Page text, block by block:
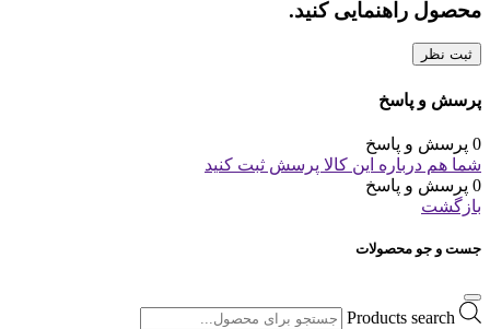
محصول راهنمایی کنید.
ثبت نظر
پرسش و پاسخ
0 پرسش و پاسخ
شما هم درباره این کالا پرسش ثبت کنید
0 پرسش و پاسخ
بازگشت
جست و جو محصولات
Products search